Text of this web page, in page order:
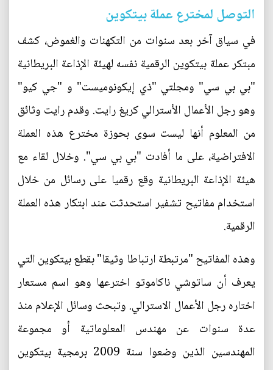
التوصل لمخترع عملة بيتكوين
في سياق آخر بعد سنوات من التكهنات والغموض، كشف
مبتكر عملة بيتكوين الرقمية نفسه لهيئة الإذاعة البريطانية
"بي بي سي" ومجلتي "ذي إيكونوميست" و "جي كيو"
وهو رجل الأعمال الأسترالي كريغ رايت. وقدم رايت وثائق
من المعلوم أنها ليست سوى بحوزة مخترع هذه العملة
الافتراضية، على ما أفادت "بي بي سي". وخلال لقاء مع
هيئة الإذاعة البريطانية وقع رقميا على رسائل من خلال
استخدام مفاتيح تشفير استحدثت عند ابتكار هذه العملة
الرقمية.
وهذه المفاتيح "مرتبطة ارتباطا وثيقا" بقطع بيتكوين التي
يعرف أن ساتوشي ناكاموتو اخترعها وهو اسم مستعار
اختاره رجل الأعمال الاسترالي. وتبحث وسائل الإعلام منذ
عدة سنوات عن مهندس المعلوماتية أو مجموعة
المهندسين الذين وضعوا سنة 2009 برمجية بيتكوين